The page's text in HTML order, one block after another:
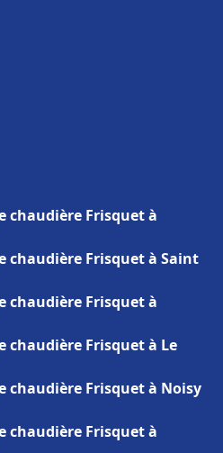
chaudière Frisquet à
Frisquet à Saint
chaudière Frisquet à
Frisquet à Le
Frisquet à Noisy
chaudière Frisquet à